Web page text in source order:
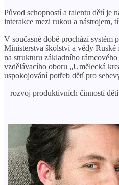
Původ schopností a talentu dětí je
interakce mezi rukou a nástrojem,
V současné době prochází
Ministerstva školství a vědy Ruské
na strukturu základního
vzdělávacího oboru „Umělecká
uspokojování potřeb dětí pro
– rozvoj produktivních činností